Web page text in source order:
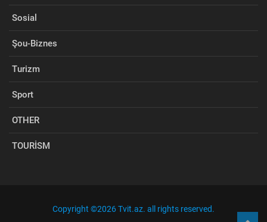
Sosial
Şou-Biznes
Turizm
Sport
OTHER
TOURİSM
Copyright ©2026 Tvit.az. all rights reserved.